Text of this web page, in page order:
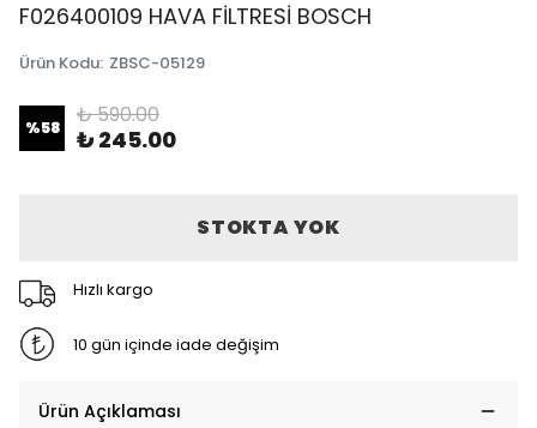
F026400109 HAVA FİLTRESİ BOSCH
Ürün Kodu: ZBSC-05129
%58 ₺ 590.00
₺ 245.00
STOKTA YOK
Hızlı kargo
10 gün içinde iade değişim
Ürün Açıklaması